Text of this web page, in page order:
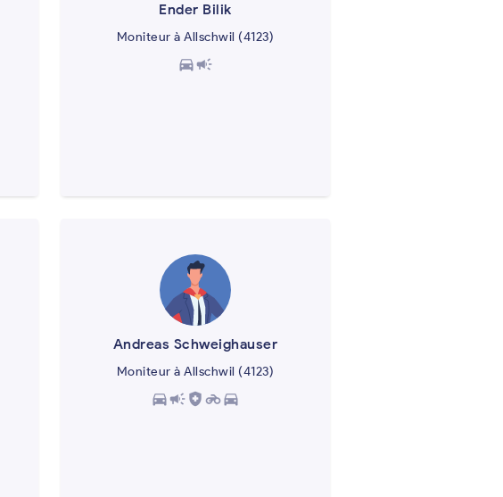
Ender Bilik
Moniteur à Allschwil (4123)
directions_carcampaign
Andreas Schweighauser
Moniteur à Allschwil (4123)
directions_carcampaign health_and_safety motorcycledirections_car